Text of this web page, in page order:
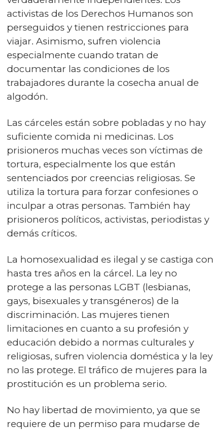
activistas de los Derechos Humanos son
perseguidos y tienen restricciones para
viajar. Asimismo, sufren violencia
especialmente cuando tratan de
documentar las condiciones de los
trabajadores durante la cosecha anual de
algodón.
Las cárceles están sobre pobladas y no hay
suficiente comida ni medicinas. Los
prisioneros muchas veces son víctimas de
tortura, especialmente los que están
sentenciados por creencias religiosas. Se
utiliza la tortura para forzar confesiones o
inculpar a otras personas. También hay
prisioneros políticos, activistas, periodistas y
demás críticos.
La homosexualidad es ilegal y se castiga con
hasta tres años en la cárcel. La ley no
protege a las personas LGBT (lesbianas,
gays, bisexuales y transgéneros) de la
discriminación. Las mujeres tienen
limitaciones en cuanto a su profesión y
educación debido a normas culturales y
religiosas, sufren violencia doméstica y la ley
no las protege. El tráfico de mujeres para la
prostitución es un problema serio.
No hay libertad de movimiento, ya que se
requiere de un permiso para mudarse de